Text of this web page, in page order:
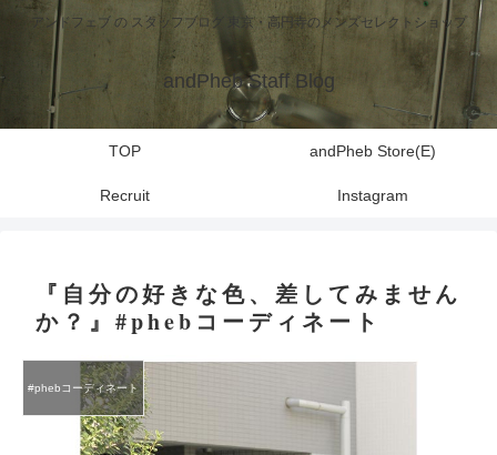
アンドフェブ の スタッフブログ 東京・高円寺のメンズセレクトショップ
andPheb Staff Blog
TOP andPheb Store(E)
Recruit Instagram
『自分の好きな色、差してみません
か？』#phebコーディネート
#phebコーディネート